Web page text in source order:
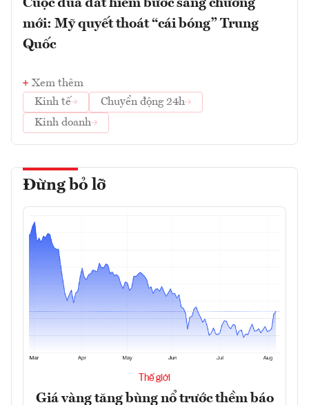
Cuộc đua đất hiếm bước sang chương
mới: Mỹ quyết thoát “cái bóng” Trung
Quốc
Xem thêm
Kinh tế
Chuyển động 24h
Kinh doanh
Đừng bỏ lỡ
Thế giới
Giá vàng tăng bùng nổ trước thềm báo